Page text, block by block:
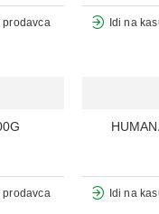
prodavca Idi na
prodavca Idi na